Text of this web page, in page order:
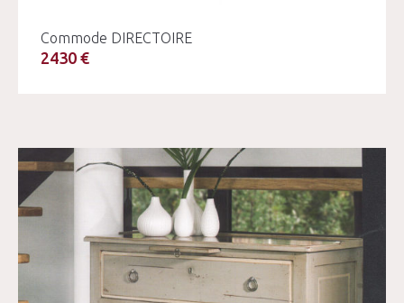
Commode DIRECTOIRE
2430 €